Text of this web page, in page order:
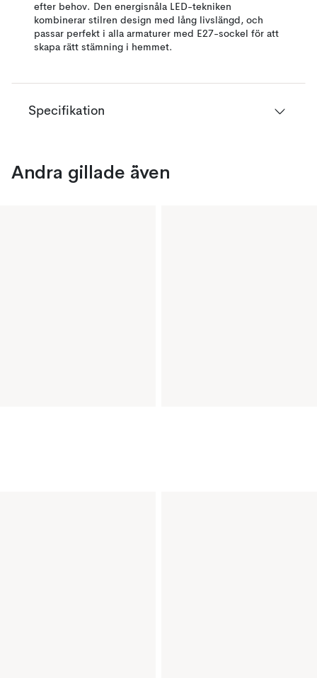
efter behov. Den energisnåla LED-tekniken
kombinerar stilren design med lång livslängd, och
passar perfekt i alla armaturer med E27-sockel för att
skapa rätt stämning i hemmet.
Specifikation
Andra gillade även